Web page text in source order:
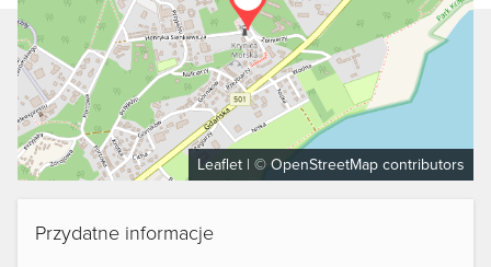
Leaflet | © OpenStreetMap contributors
Przydatne informacje